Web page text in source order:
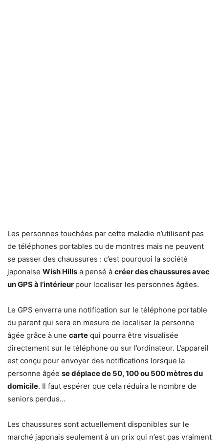
Les personnes touchées par cette maladie n’utilisent pas
de téléphones portables ou de montres mais ne peuvent
se passer des chaussures : c’est pourquoi la société
japonaise Wish Hills a pensé à créer des chaussures avec
un GPS à l’intérieur pour localiser les personnes âgées.
Le GPS enverra une notification sur le téléphone portable
du parent qui sera en mesure de localiser la personne
âgée grâce à une carte qui pourra être visualisée
directement sur le téléphone ou sur l’ordinateur. L’appareil
est conçu pour envoyer des notifications lorsque la
personne âgée se déplace de 50, 100 ou 500 mètres du
domicile. Il faut espérer que cela réduira le nombre de
seniors perdus…
Les chaussures sont actuellement disponibles sur le
marché japonais seulement à un prix qui n’est pas vraiment